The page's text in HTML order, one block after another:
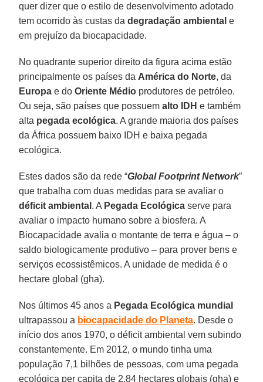
quer dizer que o estilo de desenvolvimento adotado
tem ocorrido às custas dadegradação ambiental e
em prejuízo da biocapacidade.
No quadrante superior direito da figura acima estão
principalmente os países da América do Norte, da
Europa e doOriente Médio produtores de petróleo.
Ou seja, são países que possuemalto IDH e também
alta pegada ecológica. A grande maioria dos países
da África possuem baixo IDH e baixa pegada
ecológica.
Estes dados são da rede “Global Footprint Network”
que trabalha com duas medidas para se avaliar o
déficit ambiental . A Pegada Ecológica serve para
avaliar o impacto humano sobre a biosfera. A
Biocapacidade avalia o montante de terra e água – o
saldo biologicamente produtivo – para prover bens e
serviços ecossistêmicos. A unidade de medida é o
hectare global (gha).
Nos últimos 45 anos a Pegada Ecológica mundial
ultrapassou a biocapacidade do Planeta. Desde o
início dos anos 1970, o déficit ambiental vem subindo
constantemente. Em 2012, o mundo tinha uma
população 7,1 bilhões de pessoas, com uma pegada
ecológica per capita de 2,84 hectares globais (gha) e